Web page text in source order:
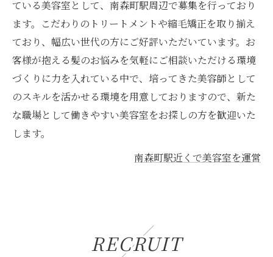
ている美容室として、南森町駅周辺で募集を行っており
ます。こだわりのトリートメントや縮毛矯正を取り揃え
ており、幅広い世代の方にご好評いただいています。お
客様が抱える髪のお悩みを気軽にご相談いただける環境
づくりに力を入れている中で、培ってきた美容師として
のスキルを活かせる環境を用意しておりますので、新た
な職場として働きやすい美容室をお探しの方を歓迎いた
します。
南森町駅近くで美容室を運営
RECRUIT